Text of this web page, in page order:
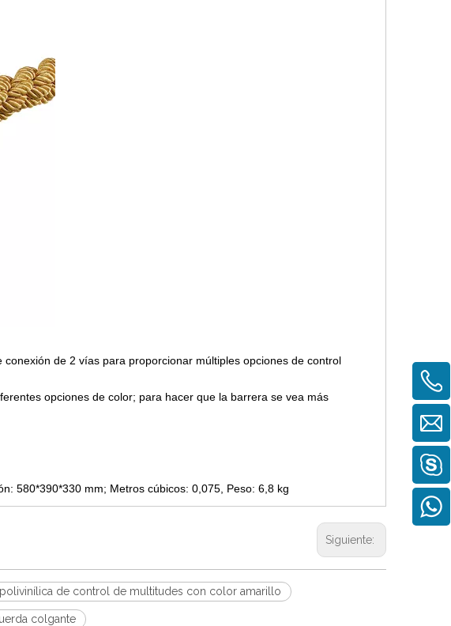
de 2 vías para proporcionar múltiples opciones de control
opciones de color; para hacer que la barrera se vea más
580*390*330 mm; Metros cúbicos: 0,075, Peso: 6,8 kg
Siguiente:
de control de multitudes con color amarillo
colgante